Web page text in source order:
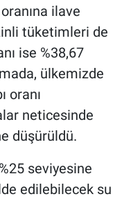
ilave
tüketimleri de
ise %38,67
ülkemizde
oranı
neticesinde
düşürüldü.
seviyesine
edilebilecek su